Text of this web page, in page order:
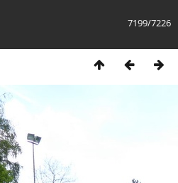
7199/7226